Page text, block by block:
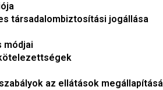
társadalombiztosítási jogállása
módjai
az ellátások